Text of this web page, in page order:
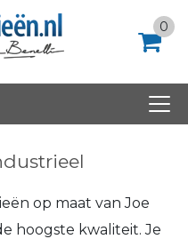
0
op maat van Joe
hoogste kwaliteit. Je